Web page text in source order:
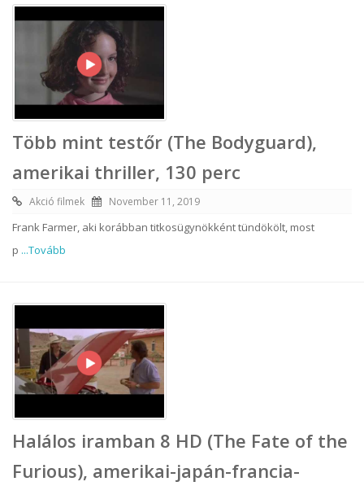
Több mint testőr (The Bodyguard),
amerikai thriller, 130 perc
Akció filmek November 11, 2019
Frank Farmer, aki korábban titkosügynökként tündökölt, most
p ...Tovább
Halálos iramban 8 HD (The Fate of the
Furious), amerikai-japán-francia-